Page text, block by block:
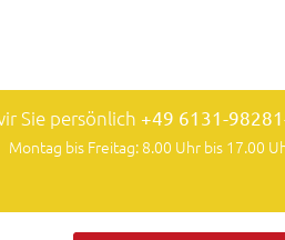
Sie persönlich +49 6131-
Montag bis Freitag: 8.00 Uhr bis 17.00